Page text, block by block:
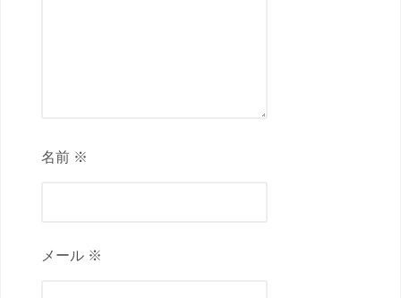
名前 ※
メール ※